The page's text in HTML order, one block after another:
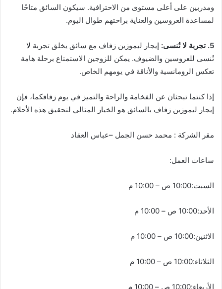
ومدربين على أعلى مستوى من الاحترافية. سيكون السائق متاحًا
لمساعدة العروسين والعناية براحتهم طوال اليوم.
5. تجربة لا تُنسى:
إيجار ليموزين زفاف مع سائق يخلق تجربة لا
تُنسى للعروسين والضيوف. يمكن للزوجين الاستمتاع برحلة هامة
تعكس الرومانسية والأناقة في يومهم الخاص.
إذا كنتما تبحثان عن الفخامة والراحة والتميز في يوم زفافكما، فإن
إيجار ليموزين زفاف بالسائق هو الخيار المثالي لتحقيق هذه الأحلام.
مقر الشركة : محمد حسن الجمل –عباس العقاد
ساعات العمل:
السبت:10:00 ص – 10:00 م
الأحد:10:00 ص – 10:00 م
الاثنين:10:00 ص – 10:00 م
الثلاثاء:10:00 ص – 10:00 م
الأربعاء:10:00 ص – 10:00 م